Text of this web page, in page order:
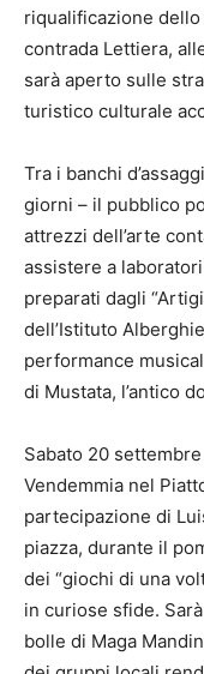
riqualificazione
contrada Lettiera,
sarà aperto sulle
turistico culturale
Tra i banchi
giorni – il pubblico
attrezzi dell’arte
assistere a
preparati dagli
dell’Istituto
performance
di Mustata, l’antico
Sabato 20
Vendemmia nel
partecipazione di
piazza, durante il
dei “giochi di una
in curiose sfide.
bolle di Maga